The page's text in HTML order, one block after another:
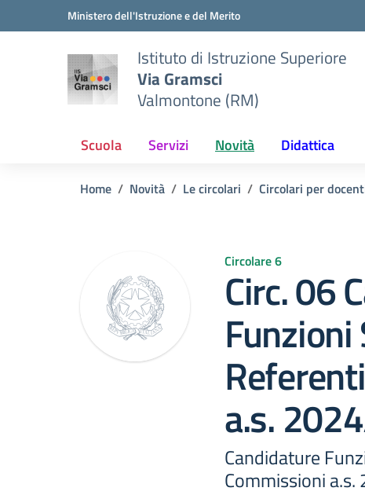
Vai ai contenuti
Vai al menu di navigazioneMinistero dell'Istruzione e del Merito
Istituto di Istruzione Superiore
Via Gramsci
Valmontone (RM)
Scuola Servizi Novità Didattica
Home Novità Le circolari Circolari per
Circolare 6
Circ. 06
a.s.
Candidature
Commissioni